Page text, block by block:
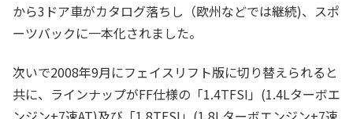
から3ドア車がカタログ落ちし（欧州などでは継続)、スポ
ーツバックに一本化されました。
次いで2008年9月にフェイスリフト版に切り替えられると
共に、ラインナップがFF仕様の「1.4TFSI」(1.4Lターボエ